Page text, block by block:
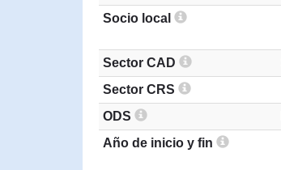
Socio local
Sector CAD
Sector CRS
ODS
Año de inicio y fin